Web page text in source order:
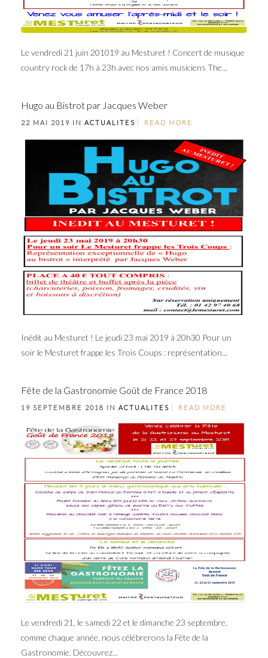
Le vendredi 21 juin 201019 au Mesturet ! Concert de musique
country rock de 17h à 23h avec nos amis musiciens The...
Hugo au Bistrot par Jacques Weber
22 MAI 2019 IN ACTUALITES READ MORE
Inédit au Mesturet ! Le jeudi 23 mai 2019 à 20h30 Pour un
soir le Mesturet frappe les Trois Coups : représentation...
Fête de la Gastronomie Goût de France 2018
19 SEPTEMBRE 2018 IN ACTUALITES READ MORE
Le vendredi 21, le samedi 22 et le dimanche 23 septembre,
comme chaque année, nous célébrerons la Fête de la
Gastronomie. Découvrez...